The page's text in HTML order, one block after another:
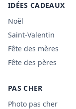
IDÉES CADEAUX
Noël
Saint-Valentin
Fête des mères
Fête des pères
PAS CHER
Photo pas cher